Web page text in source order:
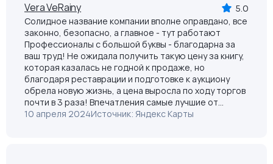
Vera VeRainy
5.0
Солидное название компании вполне оправдано, все
законно, безопасно, а главное - тут работают
Профессионалы с большой буквы - благодарна за
ваш труд! Не ожидала получить такую цену за книгу,
которая казалась не годной к продаже, но
благодаря реставрации и подготовке к аукциону
обрела новую жизнь, а цена выросла по ходу торгов
почти в 3 раза! Впечатления самые лучшие от
сотрудничества и всем рекомендую.
10 апреля 2024Источник: Яндекс Карты